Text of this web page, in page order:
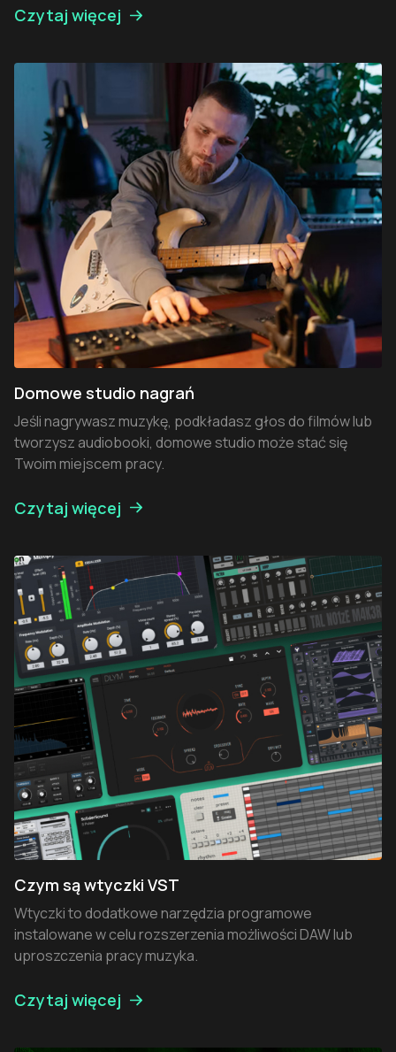
Czytaj więcej
Domowe studio nagrań
Jeśli nagrywasz muzykę, podkładasz głos do filmów lub
tworzysz audiobooki, domowe studio może stać się
Twoim miejscem pracy.
Czytaj więcej
Czym są wtyczki VST
Wtyczki to dodatkowe narzędzia programowe
instalowane w celu rozszerzenia możliwości DAW lub
uproszczenia pracy muzyka.
Czytaj więcej